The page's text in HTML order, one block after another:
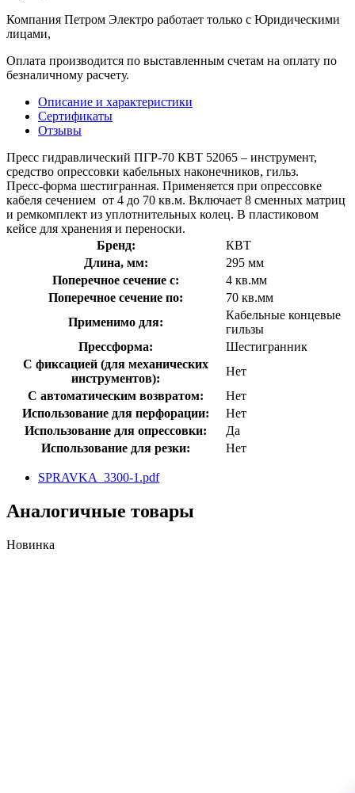
Компания Петром Электро работает только с Юридическими
лицами,
Оплата производится по выставленным счетам на оплату по
безналичному расчету.
Описание и характеристики
Сертификаты
Отзывы
Пресс гидравлический ПГР-70 КВТ 52065 – инструмент,
средство опрессовки кабельных наконечников, гильз.
Пресс-форма шестигранная. Применяется при опрессовке
кабеля сечением от 4 до 70 кв.м. Включает 8 сменных матриц
и ремкомплект из уплотнительных колец. В пластиковом
кейсе для хранения и переноски.
Бренд:
КВТ
Длина, мм:
295 мм
Поперечное сечение с:
4 кв.мм
Поперечное сечение по:
70 кв.мм
Применимо для:
Кабельные концевые
гильзы
Прессформа:
Шестигранник
С фиксацией (для механических
инструментов):
Нет
С автоматическим возвратом:
Нет
Использование для перфорации:
Нет
Использование для опрессовки:
Да
Использование для резки:
Нет
SPRAVKA_3300-1.pdf
Аналогичные товары
Новинка